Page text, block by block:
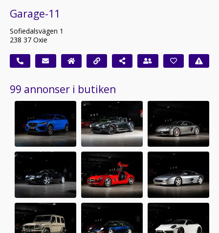
Garage-11
Sofiedalsvägen 1
238 37 Oxie
99 annonser i butiken